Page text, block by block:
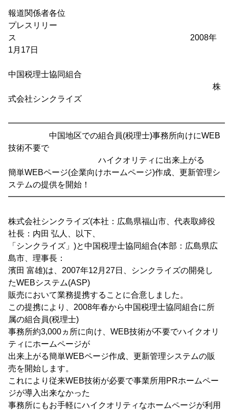
報道関係者各位
プレスリリー
ス 2008年
1月17日
中国税理士協同組合
株
式会社シンクライズ
中国地区での組合員(税理士)事務所向けにWEB
技術不要で
ハイクオリティに出来上がる
簡単WEBページ(企業向けホームページ)作成、更新管理シ
ステムの提供を開始！
株式会社シンクライズ(本社：広島県福山市、代表取締役
社長：内田 弘人、以下、
「シンクライズ」)と中国税理士協同組合(本部：広島県広
島市、理事長：
濱田 富雄)は、2007年12月27日、シンクライズの開発し
たWEBシステム(ASP)
販売において業務提携することに合意しました。
この提携により、2008年春から中国税理士協同組合に所
属の組合員(税理士)
事務所約3,000ヵ所に向け、WEB技術が不要でハイクオリ
ティにホームページが
出来上がる簡単WEBページ作成、更新管理システムの販
売を開始します。
これにより従来WEB技術が必要で事業所用PRホームペー
ジが導入出来なかった
事務所にもお手軽にハイクオリティなホームページが利用